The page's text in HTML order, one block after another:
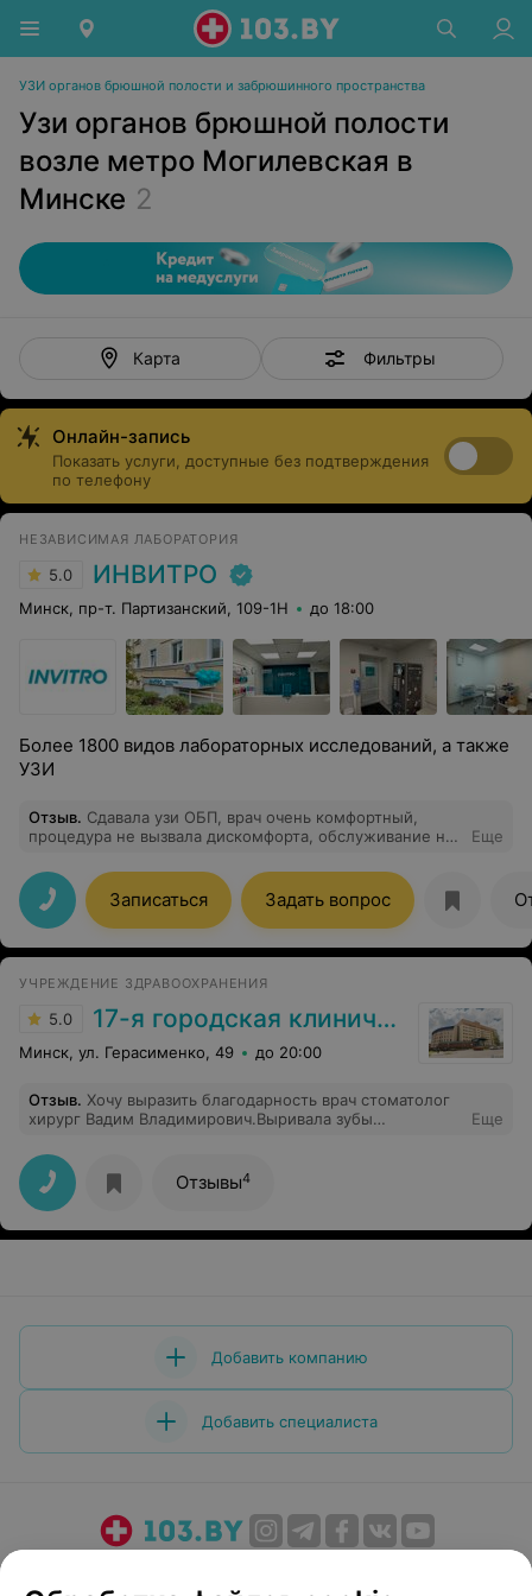
УЗИ органов брюшной полости и забрюшинного пространства
Узи органов брюшной полости
возле метро Могилевская в
Минске 2
Карта Фильтры
Онлайн-запись
Показать услуги, доступные без подтверждения
по телефону
НЕЗАВИСИМАЯ ЛАБОРАТОРИЯ
5.0 ИНВИТРО
Минск, пр-т. Партизанский, 109-1Н до 18:00
Более 1800 видов лабораторных исследований, а также
УЗИ
Отзыв. Сдавала узи ОБП, врач очень комфортный,
процедура не вызвала дискомфорта, обслуживание на
Еще
Записаться Задать вопрос
УЧРЕЖДЕНИЕ ЗДРАВООХРАНЕНИЯ
5.0 17-я городская клиническая поликлиника
Минск, ул. Герасименко, 49 до 20:00
Отзыв. Хочу выразить благодарность врач стоматолог
хирург Вадим Владимирович.Выривала зубы
вежливый грамотный специалист хоть и молодой
Еще
Отзывы4
Добавить компанию
Добавить специалиста